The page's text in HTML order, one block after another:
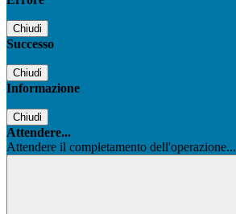
Chiudi
Successo
Chiudi
Informazione
Chiudi
Attendere...
Attendere il completamento dell'operazione...